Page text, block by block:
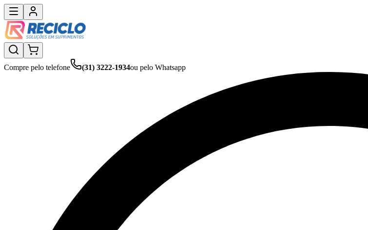
Compre pelo telefone (31) 3222-1934ou pelo Whatsapp